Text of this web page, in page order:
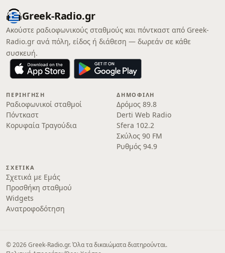
Greek-Radio.gr
Ακούστε ραδιοφωνικούς σταθμούς και πόντκαστ από Greek-
Radio.gr ανά πόλη, είδος ή διάθεση — δωρεάν σε κάθε
συσκευή.
ΠΕΡΙΉΓΗΣΗ
Ραδιοφωνικοί σταθμοί
Πόντκαστ
Κορυφαία Τραγούδια
ΔΗΜΟΦΙΛΉ
Δρόμος 89.8
Derti Web Radio
Sfera 102.2
Σκύλος 90 FM
Ρυθμός 94.9
ΣΧΕΤΙΚΆ
Σχετικά με Εμάς
Προσθήκη σταθμού
Widgets
Ανατροφοδότηση
© 2026 Greek-Radio.gr. Όλα τα δικαιώματα διατηρούνται.